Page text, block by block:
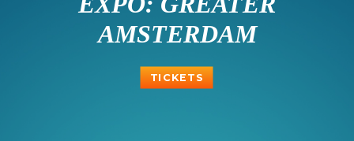
AMSTERDAM
TICKETS